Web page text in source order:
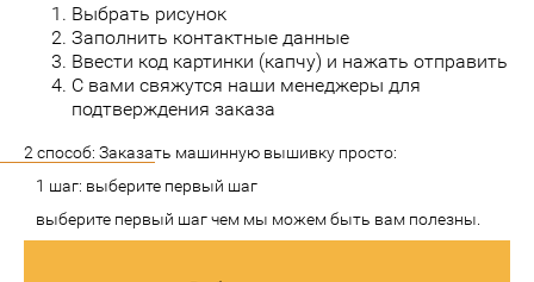
Выбрать рисунок
Заполнить контактные данные
Ввести код картинки (капчу) и нажать отправить
С вами свяжутся наши менеджеры для
подтверждения заказа
2 способ: Заказать машинную вышивку просто:
1 шаг: выберите первый шаг
выберите первый шаг чем мы можем быть вам полезны.